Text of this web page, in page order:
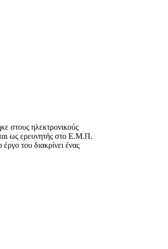
στους ηλεκτρονικούς
ως ερευνητής στο Ε.Μ.Π.
του διακρίνει ένας